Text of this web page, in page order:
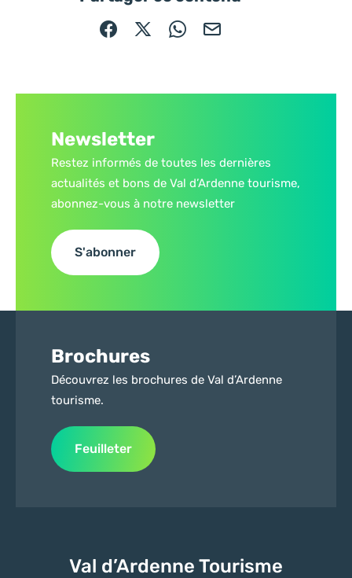
Partager sur Facebook (nouvelle fenêtre)
Partager sur X / Twitter (nouvelle
Partager sur WhatsApp
Partager par mail
Newsletter
Restez informés de toutes les dernières
actualités et bons de Val d’Ardenne tourisme,
abonnez-vous à notre newsletter
S'abonner
Brochures
Découvrez les brochures de Val d’Ardenne
tourisme.
Feuilleter
Val d’Ardenne Tourisme